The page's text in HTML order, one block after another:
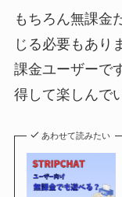
もちろん無課金
じる必要もあり
課金ユーザーで
得して楽しんで
あわせて読みたい